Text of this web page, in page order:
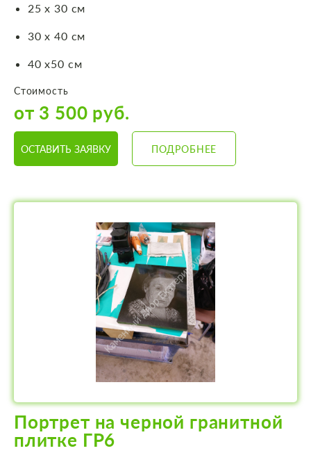
25 х 30 см
30 х 40 см
40 х50 см
Стоимость
от 3 500 руб.
ОСТАВИТЬ ЗАЯВКУ ПОДРОБНЕЕ
Портрет на черной гранитной
плитке ГР6